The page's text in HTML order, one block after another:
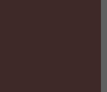
eindigen